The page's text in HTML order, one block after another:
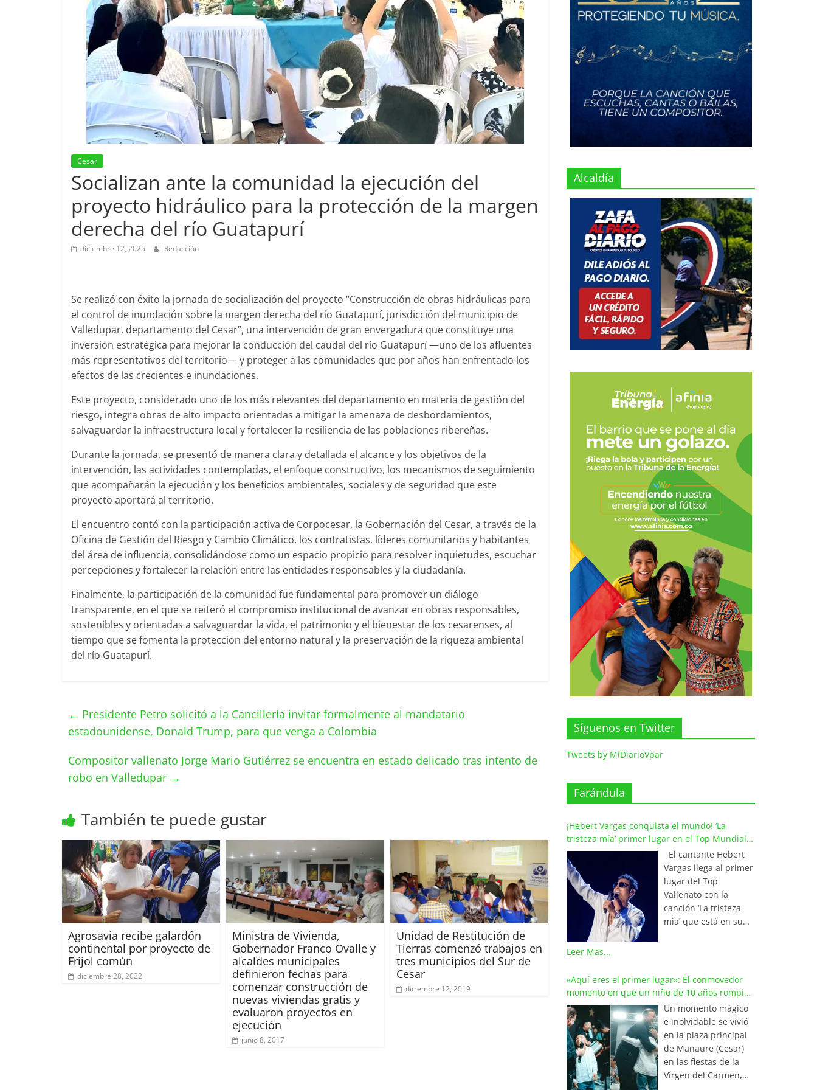
Cesar
Socializan ante la comunidad la ejecución del
proyecto hidráulico para la protección de la margen
derecha del río Guatapurí
diciembre 12, 2025 Redacción
Se realizó con éxito la jornada de socialización del proyecto “Construcción de obras hidráulicas para
el control de inundación sobre la margen derecha del río Guatapurí, jurisdicción del municipio de
Valledupar, departamento del Cesar”, una intervención de gran envergadura que constituye una
inversión estratégica para mejorar la conducción del caudal del río Guatapurí —uno de los afluentes
más representativos del territorio— y proteger a las comunidades que por años han enfrentado los
efectos de las crecientes e inundaciones.
Este proyecto, considerado uno de los más relevantes del departamento en materia de gestión del
riesgo, integra obras de alto impacto orientadas a mitigar la amenaza de desbordamientos,
salvaguardar la infraestructura local y fortalecer la resiliencia de las poblaciones ribereñas.
Durante la jornada, se presentó de manera clara y detallada el alcance y los objetivos de la
intervención, las actividades contempladas, el enfoque constructivo, los mecanismos de seguimiento
que acompañarán la ejecución y los beneficios ambientales, sociales y de seguridad que este
proyecto aportará al territorio.
El encuentro contó con la participación activa de Corpocesar, la Gobernación del Cesar, a través de la
Oficina de Gestión del Riesgo y Cambio Climático, los contratistas, líderes comunitarios y habitantes
del área de influencia, consolidándose como un espacio propicio para resolver inquietudes, escuchar
percepciones y fortalecer la relación entre las entidades responsables y la ciudadanía.
Finalmente, la participación de la comunidad fue fundamental para promover un diálogo
transparente, en el que se reiteró el compromiso institucional de avanzar en obras responsables,
sostenibles y orientadas a salvaguardar la vida, el patrimonio y el bienestar de los cesarenses, al
tiempo que se fomenta la protección del entorno natural y la preservación de la riqueza ambiental
del río Guatapurí.
← Presidente Petro solicitó a la Cancillería invitar formalmente al mandatario
estadounidense, Donald Trump, para que venga a Colombia
Compositor vallenato Jorge Mario Gutiérrez se encuentra en estado delicado tras intento de
robo en Valledupar →
También te puede gustar
Agrosavia recibe galardón
continental por proyecto de
Frijol común
diciembre 28, 2022
Ministra de Vivienda,
Gobernador Franco Ovalle y
alcaldes municipales
definieron fechas para
comenzar construcción de
nuevas viviendas gratis y
evaluaron proyectos en
ejecución
junio 8, 2017
Unidad de Restitución de
Tierras comenzó trabajos en
tres municipios del Sur de
Cesar
diciembre 12, 2019
Alcaldía
Síguenos en Twitter
Tweets by MiDiarioVpar
Farándula
¡Hebert Vargas conquista el mundo! ‘La
tristeza mía’ primer lugar en el Top Mundial
del Vallenato
El cantante Hebert
Vargas llega al primer
lugar del Top
Vallenato con la
canción ‘La tristeza
mía’ que está en su
de los listados
musicales en
Colombia y países de
América y Europa.
Esta emotiva
composición del
maestro Wilfran
Castillo se posicionó
en el primer lugar de
Leer Mas...
«Aquí eres el primer lugar»: El conmovedor
momento en que un niño de 10 años rompió
en llanto al cantar con Iván Villazón
Un momento mágico
e inolvidable se vivió
en la plaza principal
de Manaure (Cesar)
en las fiestas de la
Virgen del Carmen,